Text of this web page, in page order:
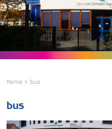
Home bus
bus